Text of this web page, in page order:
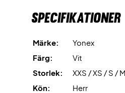
Specifikationer
Märke:
Yonex
Färg:
Vit
Storlek:
XXS / XS / S /
Kön:
Herr